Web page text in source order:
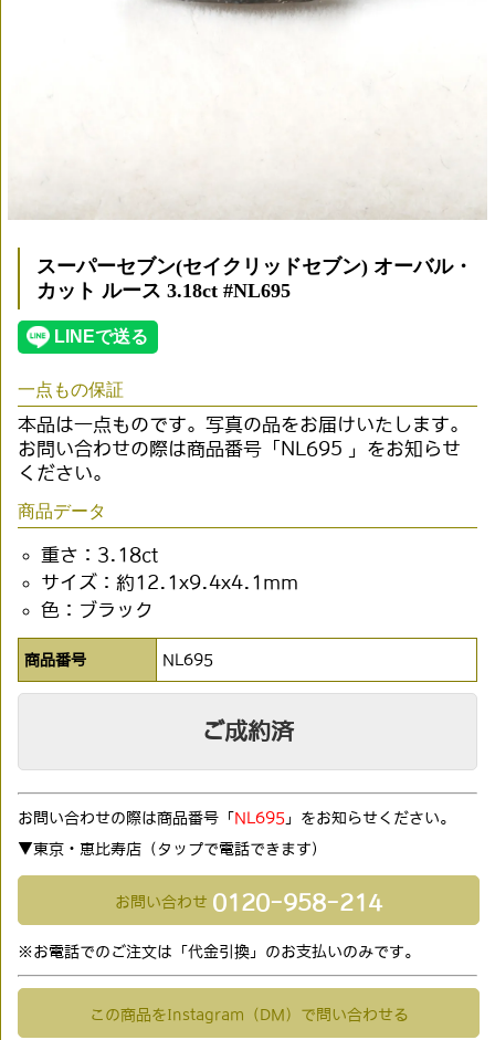
スーパーセブン(セイクリッドセブン) オーバル・
カット ルース 3.18ct #NL695
一点もの保証
本品は一点ものです。写真の品をお届けいたします。
お問い合わせの際は商品番号「NL695 」をお知らせ
ください。
商品データ
重さ：3.18ct
サイズ：約12.1x9.4x4.1mm
色：ブラック
商品番号 NL695
ご成約済
お問い合わせの際は商品番号「 NL695」をお知らせください。
▼東京・恵比寿店（タップで電話できます)
お問い合わせ 0120-958-214
※お電話でのご注文は「代金引換」のお支払いのみです。
この商品をInstagram（DM）で問い合わせる